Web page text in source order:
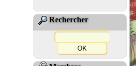
Rechercher